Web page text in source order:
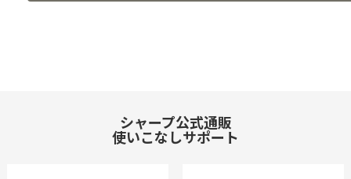
シャープ公式通販
使いこなしサポート